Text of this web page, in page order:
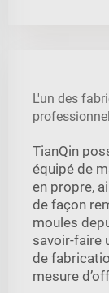
L'un des
TianQin
équipé de
en propre,
de façon
moules
savoir-faire
de
mesure